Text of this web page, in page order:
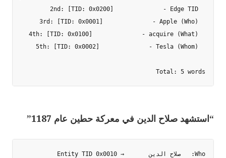
Total: 5 words
“استشهد صلاح الدين في معركة حطين عام 1187”